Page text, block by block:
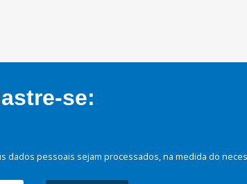
se:
pessoais sejam processados, na medida do